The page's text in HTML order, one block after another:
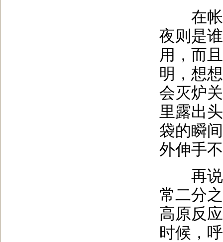
在帐
夜则是
用，而
明，想
会灭炉
里露出
袋的瞬
外伸手
再说
常二分
高原反
时候，